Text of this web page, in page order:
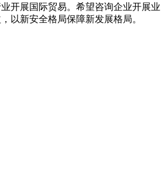
开展国际贸易。希望咨询企业开展业
以新安全格局保障新发展格局。